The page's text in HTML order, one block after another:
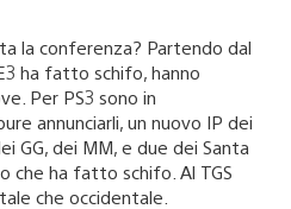
la conferenza? Partendo dal
ha fatto schifo, hanno
Per PS3 sono in
annunciarli, un nuovo IP dei
GG, dei MM, e due dei Santa
che ha fatto schifo. Al TGS
che occidentale.